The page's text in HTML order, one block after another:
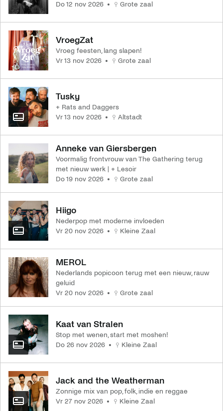
do 12 nov 2026
Grote zaal
VroegZat
Vroeg feesten, lang slapen!
vr 13 nov 2026
Grote zaal
Tusky
+ Rats and Daggers
vr 13 nov 2026
Altstadt
Anneke van Giersbergen
Voormalig frontvrouw van The Gathering terug
met nieuw werk | + Lesoir
do 19 nov 2026
Grote zaal
Hiigo
Nederpop met moderne invloeden
vr 20 nov 2026
Kleine Zaal
MEROL
Nederlands popicoon terug met een nieuw, rauw
geluid
vr 20 nov 2026
Grote zaal
Kaat van Stralen
Stop met wenen, start met moshen!
do 26 nov 2026
Kleine Zaal
Jack and the Weatherman
Zonnige mix van pop, folk, indie en reggae
vr 27 nov 2026
Kleine Zaal